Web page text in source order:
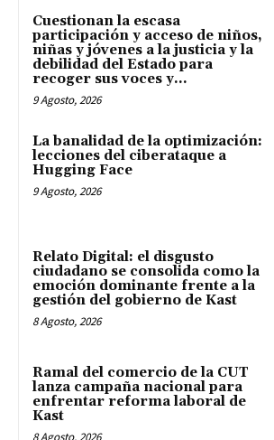
Cuestionan la escasa
participación y acceso de niños,
niñas y jóvenes a la justicia y la
debilidad del Estado para
recoger sus voces y...
9 Agosto, 2026
La banalidad de la optimización:
lecciones del ciberataque a
Hugging Face
9 Agosto, 2026
Relato Digital: el disgusto
ciudadano se consolida como la
emoción dominante frente a la
gestión del gobierno de Kast
8 Agosto, 2026
Ramal del comercio de la CUT
lanza campaña nacional para
enfrentar reforma laboral de
Kast
8 Agosto, 2026